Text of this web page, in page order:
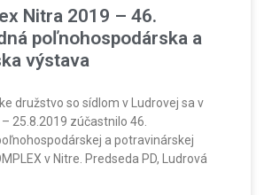
Nitra 2019 – 46.
poľnohospodárska a
výstava
družstvo so sídlom v Ludrovej sa v
25.8.2019 zúčastnilo 46.
a potravinárskej
v Nitre. Predseda PD, Ludrová